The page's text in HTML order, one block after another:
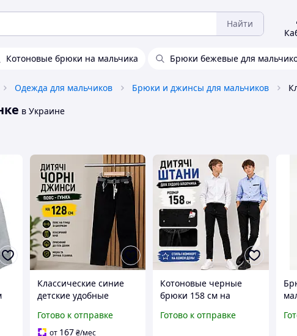
Найти
Котоновые брюки на мальчика Брюки бежевые для
Одежда для мальчиков Брюки и джинсы для мальчиков
в Украине
Классические синие
детские удобные
для школы, школьные
котоновые штаны на
Готово к отправке
от 167₴/мес
Котоновые черные
брюки 158 см на
классические для
Готово к отправке